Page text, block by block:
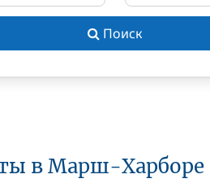
Поиск
в Марш-Харборе